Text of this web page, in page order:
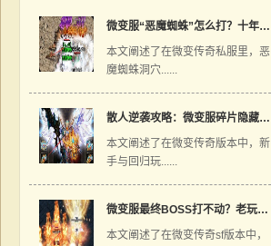
微变服“恶魔蜘蛛”怎么打？十年老骨灰只讲硬货
本文阐述了在微变传奇私服里，恶
魔蜘蛛洞穴......
散人逆袭攻略：微变服碎片隐藏出处，不用再羡慕大佬神装
本文阐述了在微变传奇版本中，新
手与回归玩......
微变服最终BOSS打不动？老玩家亲传三大破防秘诀
本文阐述了在微变传奇sf版本中，